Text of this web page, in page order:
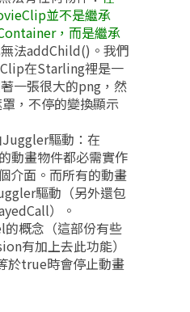
並不是繼承
，而是繼承
無法addChild()。我們
在Starling裡是一
一張很大的png，然
，不停的變換顯示
驅動：在
動畫物件都必需實作
介面。而所有的動畫
驅動（另外還包
）。
概念（這部份有些
有加上去此功能）
於true時會停止動畫